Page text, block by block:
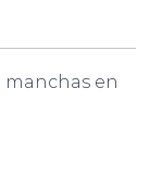
manchas en